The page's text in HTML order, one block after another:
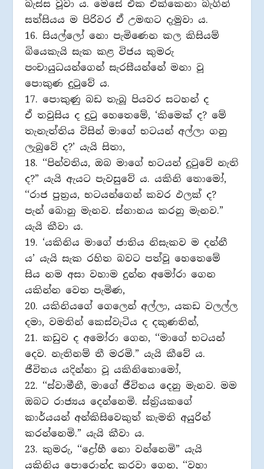
බැස්ස වූවා ය. මෙසේ එක එක්කෙනා බැගින්
සත්සියය ම පිරිවර ඒ උමඟට දැමුවා ය.
16. සියල්ලෝ නො පැමිණෙන කල කිසියම්
බියෙකැයි සැක කළ විජය කුමරු
පංචායුධයන්ගෙන් සැරසීයන්නේ මනා වූ
පොකුණ දුටුවේ ය.
17. පොකුණු බඩ තැබූ පියවර සටහන් ද
ඒ තවුසිය ද දුටු හෙතෙමේ, ‘කිමෙක් ද? මේ
තැනැත්තිය විසින් මාගේ භටයන් අල්ලා ගනු
ලැබුවේ ද?’ යැයි සිතා,
18. ‘‘පින්වතිය, ඔබ මාගේ භටයන් දුටුවේ නැති
ද?” යැයි ඇයට පැවසුවේ ය. යකිනි තොමෝ,
‘‘රාජ පුත‍්‍රය, භටයන්ගෙන් කවර ඵලක් ද?
පැන් බොනු මැනව. ස්නානය කරනු මැනව.”
යැයි කීවා ය.
19. ‘යකිනිය මාගේ ජාතිය නිසැකව ම දන්නී
ය’ යැයි සැක රහිත බවට පත්වූ හෙතෙමේ
සිය නම අසා වහාම දුන්න අමෝරා ගෙන
යකින්න වෙත පැමිණ,
20. යකිනියගේ ගෙලෙන් අල්ලා, යකඩ වලල්ල
දමා, වමතින් කෙස්වැටිය ද දකුණතින්,
21. කඩුව ද අමෝරා ගෙන, ‘‘මාගේ භටයන්
දෙව. නැතිනම් තී මරමි.” යැයි කීවේ ය.
ජීවිතය යදින්නා වූ යකිනිතොමෝ,
22. ‘‘ස්වාමීනී, මාගේ ජීවිතය දෙනු මැනව. මම
ඔබට රාජ්‍යය දෙන්නෙමි. ස්ත‍්‍රියකගේ
කාර්යයන් අන්කිසිවෙකුත් කැමති අයුරින්
කරන්නෙමි.” යැයි කීවා ය.
23. කුමරු, ‘‘ද්‍රෝහී නො වන්නෙමි” යැයි
යකිනිය පොරොන්දු කරවා ගෙන, ‘‘වහා